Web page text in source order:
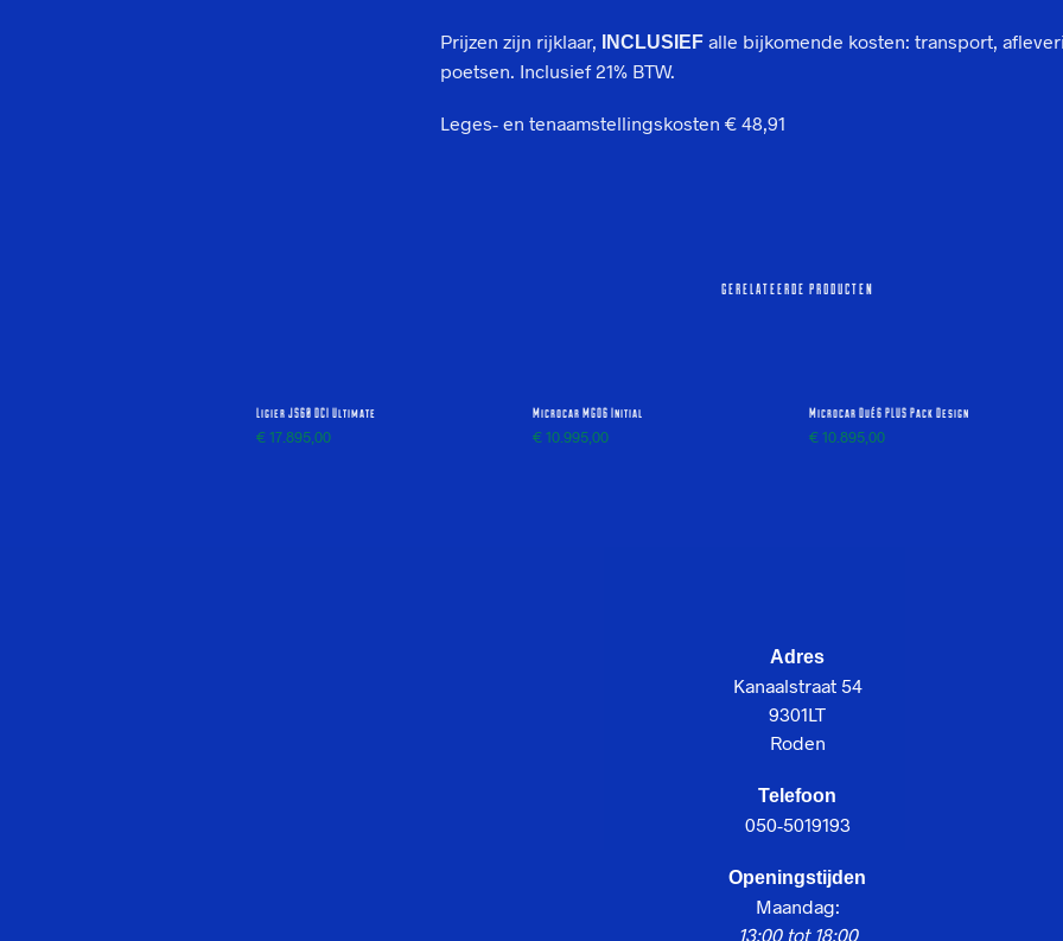
Prijzen zijn rijklaar, INCLUSIEF alle bijkomende kosten: transport,
poetsen. Inclusief 21% BTW.
Leges- en tenaamstellingskosten € 48,91
GERELATEERDE PRODUCTEN
Ligier JS60 DCI Ultimate
€17.895,00
Microcar MGO6 Initial
€10.995,00
Microcar Dué6 PLUS Pack Design
€10.895,00
Adres
Kanaalstraat 54
9301LT
Roden
Telefoon
050-5019193
Openingstijden
Maandag:
13:00 tot 18:00